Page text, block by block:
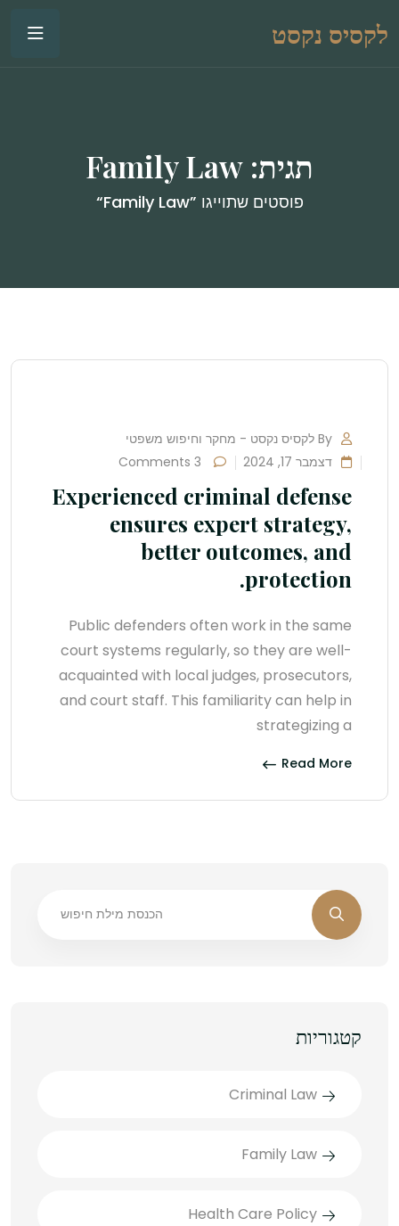
לקסיס נקסט
תגית: Family Law
פוסטים שתוייגו ”Family Law“
By לקסיס נקסט - מחקר וחיפוש משפטי
דצמבר 17, 2024
Experienced criminal defense
ensures expert strategy,
better outcomes, and
protection.
Public defenders often work in the same
court systems regularly, so they are well-
acquainted with local judges, prosecutors,
and court staff. This familiarity can help in
strategizing a
Read More
קטגוריות
Criminal Law
Family Law
Health Care Policy